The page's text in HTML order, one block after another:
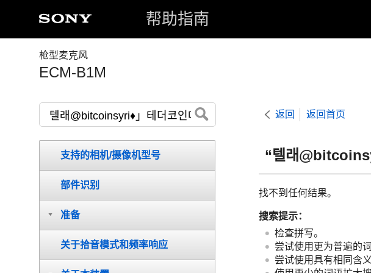
帮助指南
枪型麦克风
ECM-B1M
返回 返回首页
“텔래
找不到任何结果。
搜索提示：
检查拼写。
尝试使用更为普遍的词
尝试使用具有相同含
支持的相机/摄像机型号
部件识别
准备
关于拾音模式和频率响应